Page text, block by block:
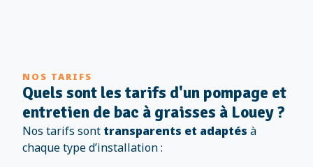
NOS TARIFS
Quels sont les tarifs d'un pompage et
entretien de bac à graisses à Louey ?
Nos tarifs sont transparents et adaptés à
chaque type d’installation :